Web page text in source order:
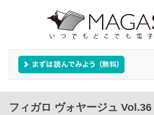
フィガロ ヴォヤージュ Vol.36